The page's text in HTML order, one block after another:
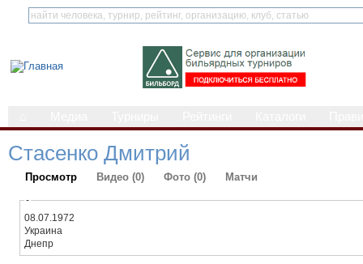
Стасенко Дмитрий
Просмотр Видео (0) Фото (0) Матчи
-
08.07.1972
Украина
Днепр